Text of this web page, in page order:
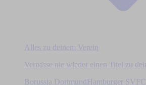
Alles zu deinem Verein
Verpasse nie wieder einen Titel zu
Borussia DortmundHamburger SV